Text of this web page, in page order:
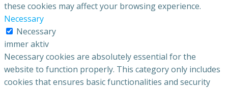
these cookies may affect your browsing experience.
Necessary
Necessary
immer aktiv
Necessary cookies are absolutely essential for the
website to function properly. This category only includes
cookies that ensures basic functionalities and security